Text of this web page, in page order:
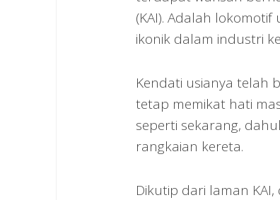
(KAI). Adalah
ikonik dalam industri
Kendati usianya telah
tetap memikat hati
seperti sekarang,
rangkaian kereta.
Dikutip dari laman